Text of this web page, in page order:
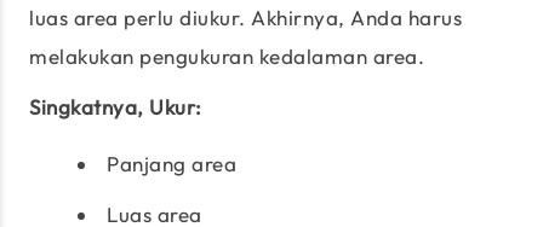
luas area perlu diukur. Akhirnya, Anda harus
melakukan pengukuran kedalaman area.
Singkatnya, Ukur:
Panjang area
Luas area